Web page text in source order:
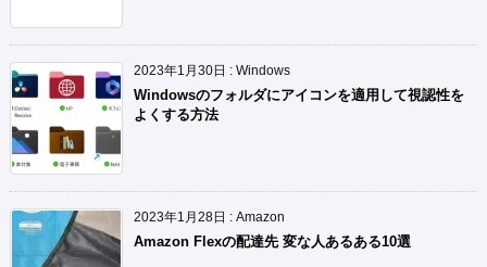
2023年1月30日 : Windows
Windowsのフォルダにアイコンを適用して視認性を
よくする方法
2023年1月28日 : Amazon
Amazon Flexの配達先 変な人あるある10選